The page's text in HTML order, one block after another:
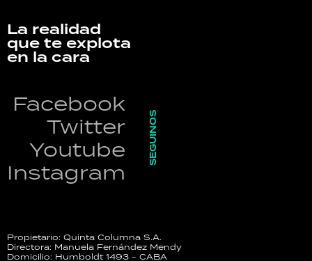
La realidad
que te explota
en la cara
Facebook
Twitter
Youtube
Instagram
SEGUINOS
Propietario: Quinta Columna S.A.
Directora: Manuela Fernández Mendy
Domicilio: Humboldt 1493 - CABA